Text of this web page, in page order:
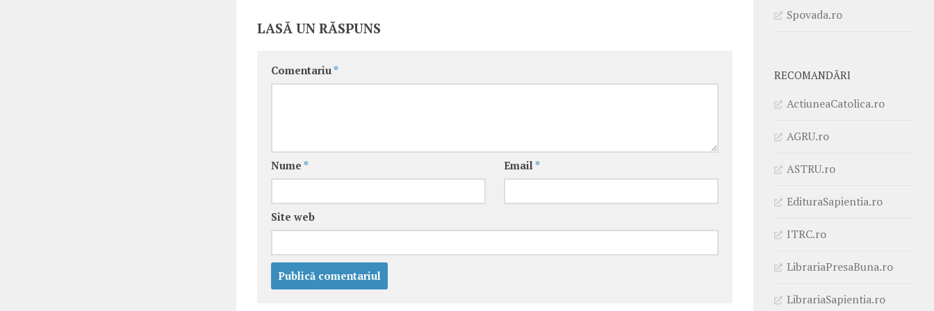
LASĂ UN RĂSPUNS
Comentariu *
Nume * Email *
Site web
Spovada.ro
RECOMANDĂRI
ActiuneaCatolica.ro
AGRU.ro
ASTRU.ro
EdituraSapientia.ro
ITRC.ro
LibrariaPresaBuna.ro
LibrariaSapientia.ro